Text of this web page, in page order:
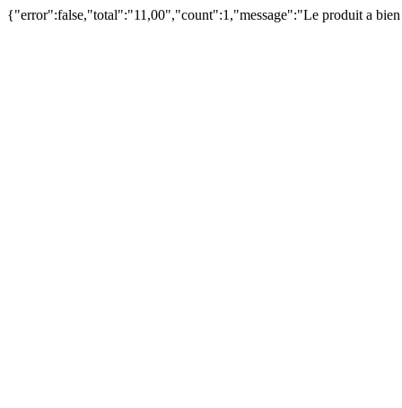
{"error":false,"total":"11,00","count":1,"message":"Le produit a